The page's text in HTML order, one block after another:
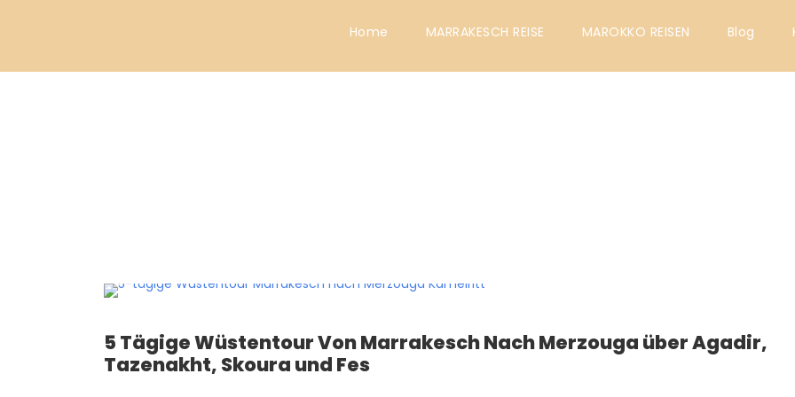
Home MARRAKESCH REISE MAROKKO REISEN Blog
5 Tägige Wüstentour Von Marrakesch Nach Merzouga über Agadir,
Tazenakht, Skoura und Fes